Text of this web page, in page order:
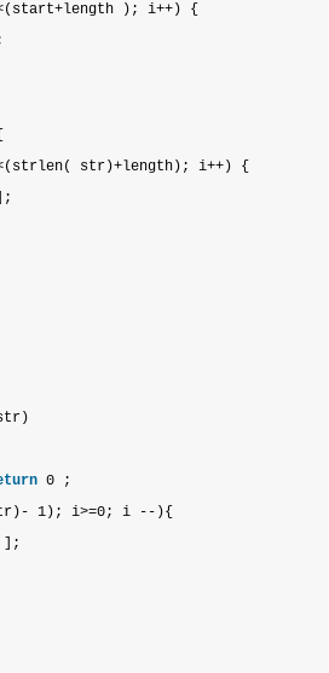
); i++) {
strlen( str)+length); i++) {
];
0 ;
1); i>=0; i --){
];